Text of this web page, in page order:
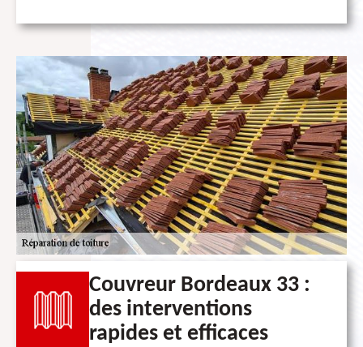
Couvreur Bordeaux 33 :
des interventions
rapides et efficaces